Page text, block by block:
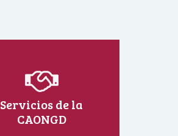
Servicios de la
CAONGD